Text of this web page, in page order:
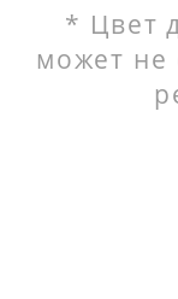
* Цвет
может не